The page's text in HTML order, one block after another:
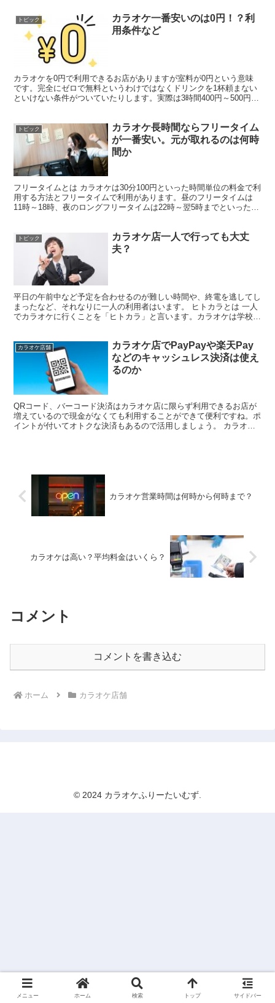
トピック
カラオケ一番安いのは0円！？利
用条件など
カラオケを0円で利用できるお店がありますが室料が0円という意味
です。完全にゼロで無料というわけではなくドリンクを1杯頼まない
といけない条件がついていたりします。実際は3時間400円～500円で
トピック
カラオケ長時間ならフリータイム
が一番安い。元が取れるのは何時
間か
フリータイムとは カラオケは30分100円といった時間単位の料金で利
用する方法とフリータイムで利用があります。昼のフリータイムは
11時～18時、夜のロングフリータイムは22時～翌5時までといったよ
トピック
カラオケ店一人で行っても大丈
夫？
平日の午前中など予定を合わせるのが難しい時間や、終電を逃してし
まったなど、それなりに一人の利用者はいます。 ヒトカラとは 一人
でカラオケに行くことを「ヒトカラ」と言います。カラオケは学校の
カラオケ店舗
カラオケ店でPayPayや楽天Pay
などのキャッシュレス決済は使え
るのか
QRコード、バーコード決済はカラオケ店に限らず利用できるお店が
増えているので現金がなくても利用することができて便利ですね。ポ
イントが付いてオトクな決済もあるので活用しましょう。 カラオケ
カラオケ営業時間は何時から何時まで？
カラオケは高い？平均料金はいくら？
コメント
コメントを書き込む
ホーム カラオケ店舗
© 2024 カラオケふりーたいむず.
メニュー ホーム 検索 トップ サイドバー